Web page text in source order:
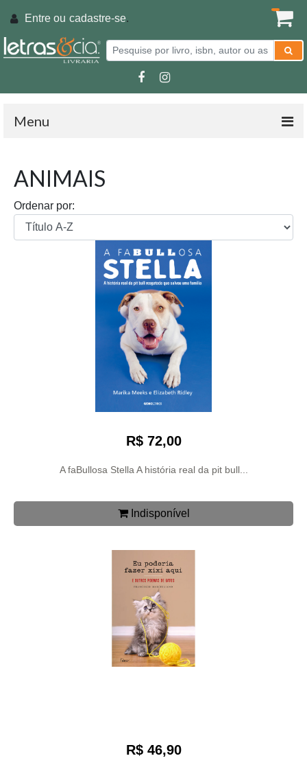
Entre ou cadastre-se.
Menu
ANIMAIS
Ordenar por:
R$ 72,00
A faBullosa Stella A história real da pit bull...
Indisponível
R$ 46,90